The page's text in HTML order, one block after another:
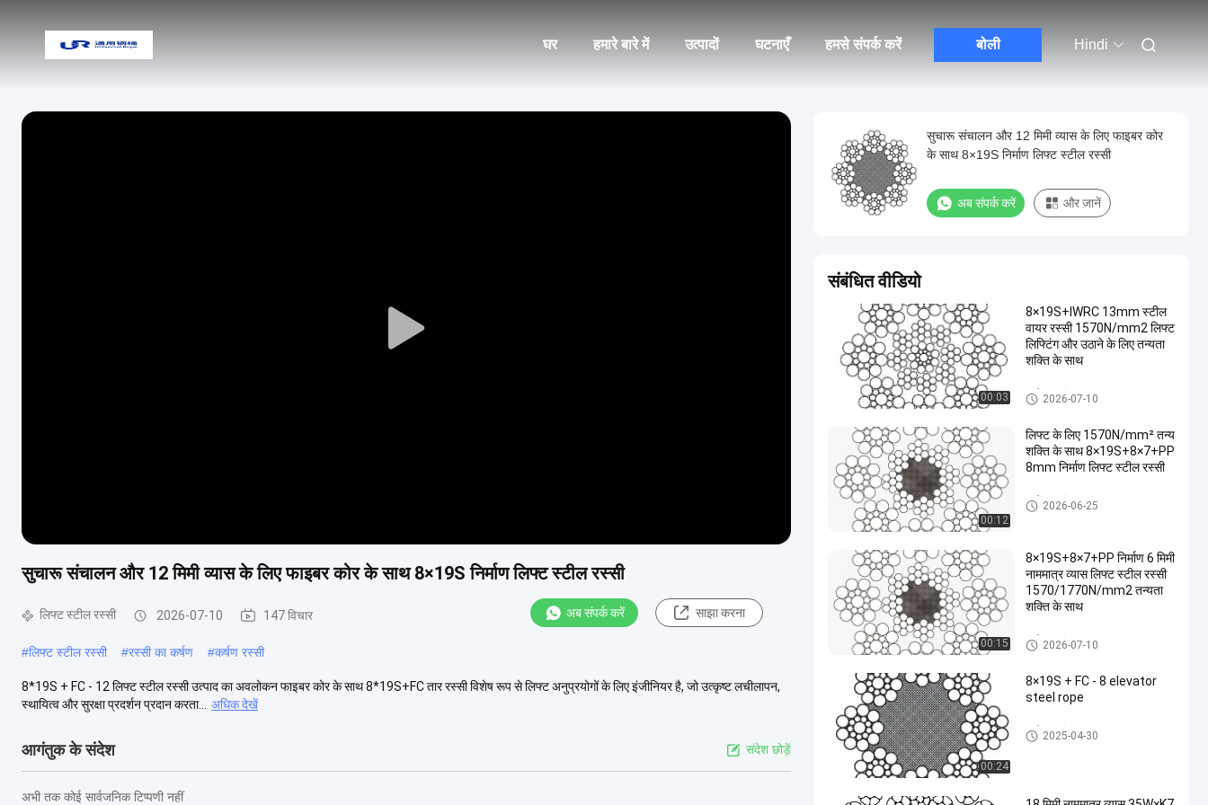
घर हमारे बारे में उत्पादों घटनाएँ हमसे संपर्क करें बोली Hindi
Play
सुचारू संचालन और 12 मिमी व्यास के लिए फाइबर कोर के साथ 8×19S निर्माण लिफ्ट स्टील रस्सी
लिफ्ट स्टील रस्सी 2026-07-10 147 विचार अब संपर्क करें साझा करना
#लिफ्ट स्टील रस्सी #रस्सी का कर्षण #कर्षण रस्सी
8*19S + FC - 12 लिफ्ट स्टील रस्सी उत्पाद का अवलोकन फाइबर कोर के साथ 8*19S+FC तार रस्सी विशेष रूप से लिफ्ट अनुप्रयोगों के लिए इंजीनियर है, जो उत्कृष्ट लचीलापन,
स्थायित्व और सुरक्षा प्रदर्शन प्रदान करता...
अधिक देखें
आगंतुक के संदेश संदेश छोड़ें
अभी तक कोई सार्वजनिक टिप्पणी नहीं
सुचारू संचालन और 12 मिमी व्यास के लिए फाइबर कोर
के साथ 8×19S निर्माण लिफ्ट स्टील रस्सी
अब संपर्क करें और जानें
संबंधित वीडियो
00:03
8×19S+IWRC 13mm स्टील
वायर रस्सी 1570N/mm2 लिफ्ट
लिफ्टिंग और उठाने के लिए तन्यता
शक्ति के साथ
कर्षण रस्सी
2026-07-10
00:12
लिफ्ट के लिए 1570N/mm² तन्य
शक्ति के साथ 8×19S+8×7+PP
8mm निर्माण लिफ्ट स्टील रस्सी
कर्षण रस्सी
2026-06-25
00:15
8×19S+8×7+PP निर्माण 6 मिमी
नाममात्र व्यास लिफ्ट स्टील रस्सी
1570/1770N/mm2 तन्यता
शक्ति के साथ
कर्षण रस्सी
2026-07-10
00:24
8×19S + FC - 8 elevator
steel rope
कर्षण रस्सी
2025-04-30